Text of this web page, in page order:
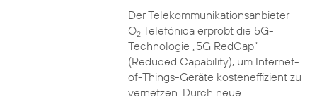
Der Telekommunikationsanbieter
O2Telefónica erprobt die 5G-
Technologie „5G RedCap“
(Reduced Capability), um Internet-
of-Things-Geräte kosteneffizient zu
vernetzen. Durch neue